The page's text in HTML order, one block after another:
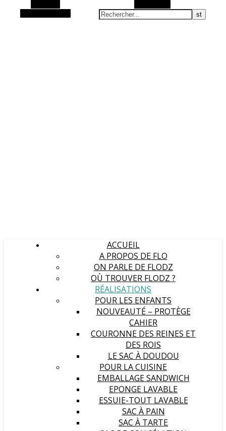
ACCUEIL
A PROPOS DE FLO
ON PARLE DE FLODZ
OÙ TROUVER FLODZ ?
RÉALISATIONS
POUR LES ENFANTS
NOUVEAUTÉ – PROTÈGE
CAHIER
COURONNE DES REINES ET
DES ROIS
LE SAC À DOUDOU
POUR LA CUISINE
EMBALLAGE SANDWICH
EPONGE LAVABLE
ESSUIE-TOUT LAVABLE
SAC À PAIN
SAC À TARTE